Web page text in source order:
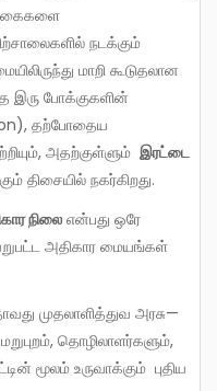
நடக்கும்
மாறி கூடுதலான
இரு போக்குகளின்
தற்போதைய
அதற்குள்ளும் இரட்டை
திசையில் நகர்கிறது.
நிலை என்பது ஒரே
அதிகார மையங்கள்
தொழிலாளர்களும்,
மூலம் உருவாக்கும் புதிய